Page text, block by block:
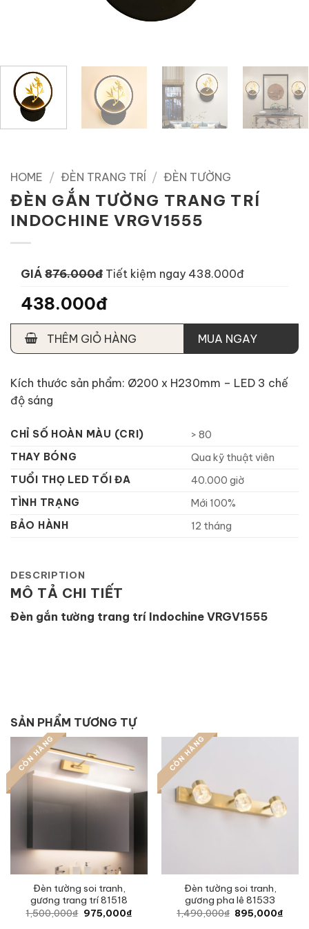
HOME / ĐÈN TRANG TRÍ / ĐÈN TƯỜNG
ĐÈN GẮN TƯỜNG TRANG TRÍ
INDOCHINE VRGV1555
GIÁ 876.000đ Tiết kiệm ngay 438.000đ
438.000đ
THÊM GIỎ HÀNG MUA NGAY
Kích thước sản phẩm: Ø200 x H230mm – LED 3 chế
độ sáng
CHỈ SỐ HOÀN MÀU (CRI)
> 80
THAY BÓNG
Qua kỹ thuật viên
TUỔI THỌ LED TỐI ĐA
40.000 giờ
TÌNH TRẠNG
Mới 100%
BẢO HÀNH
12 tháng
DESCRIPTION
MÔ TẢ CHI TIẾT
Đèn gắn tường trang trí Indochine VRGV1555
SẢN PHẨM TƯƠNG TỰ
CÒN HÀNG
Đèn tường soi tranh,
gương trang trí 81518
1,500,000₫ Original
price
975,000₫Current
CÒN HÀNG
Đèn tường soi tranh,
gương pha lê 81533
1,490,000₫ Original
price
895,000₫